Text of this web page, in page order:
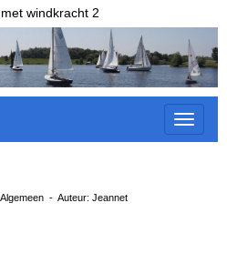
windkracht 2
Toggle
- Auteur: Jeannet